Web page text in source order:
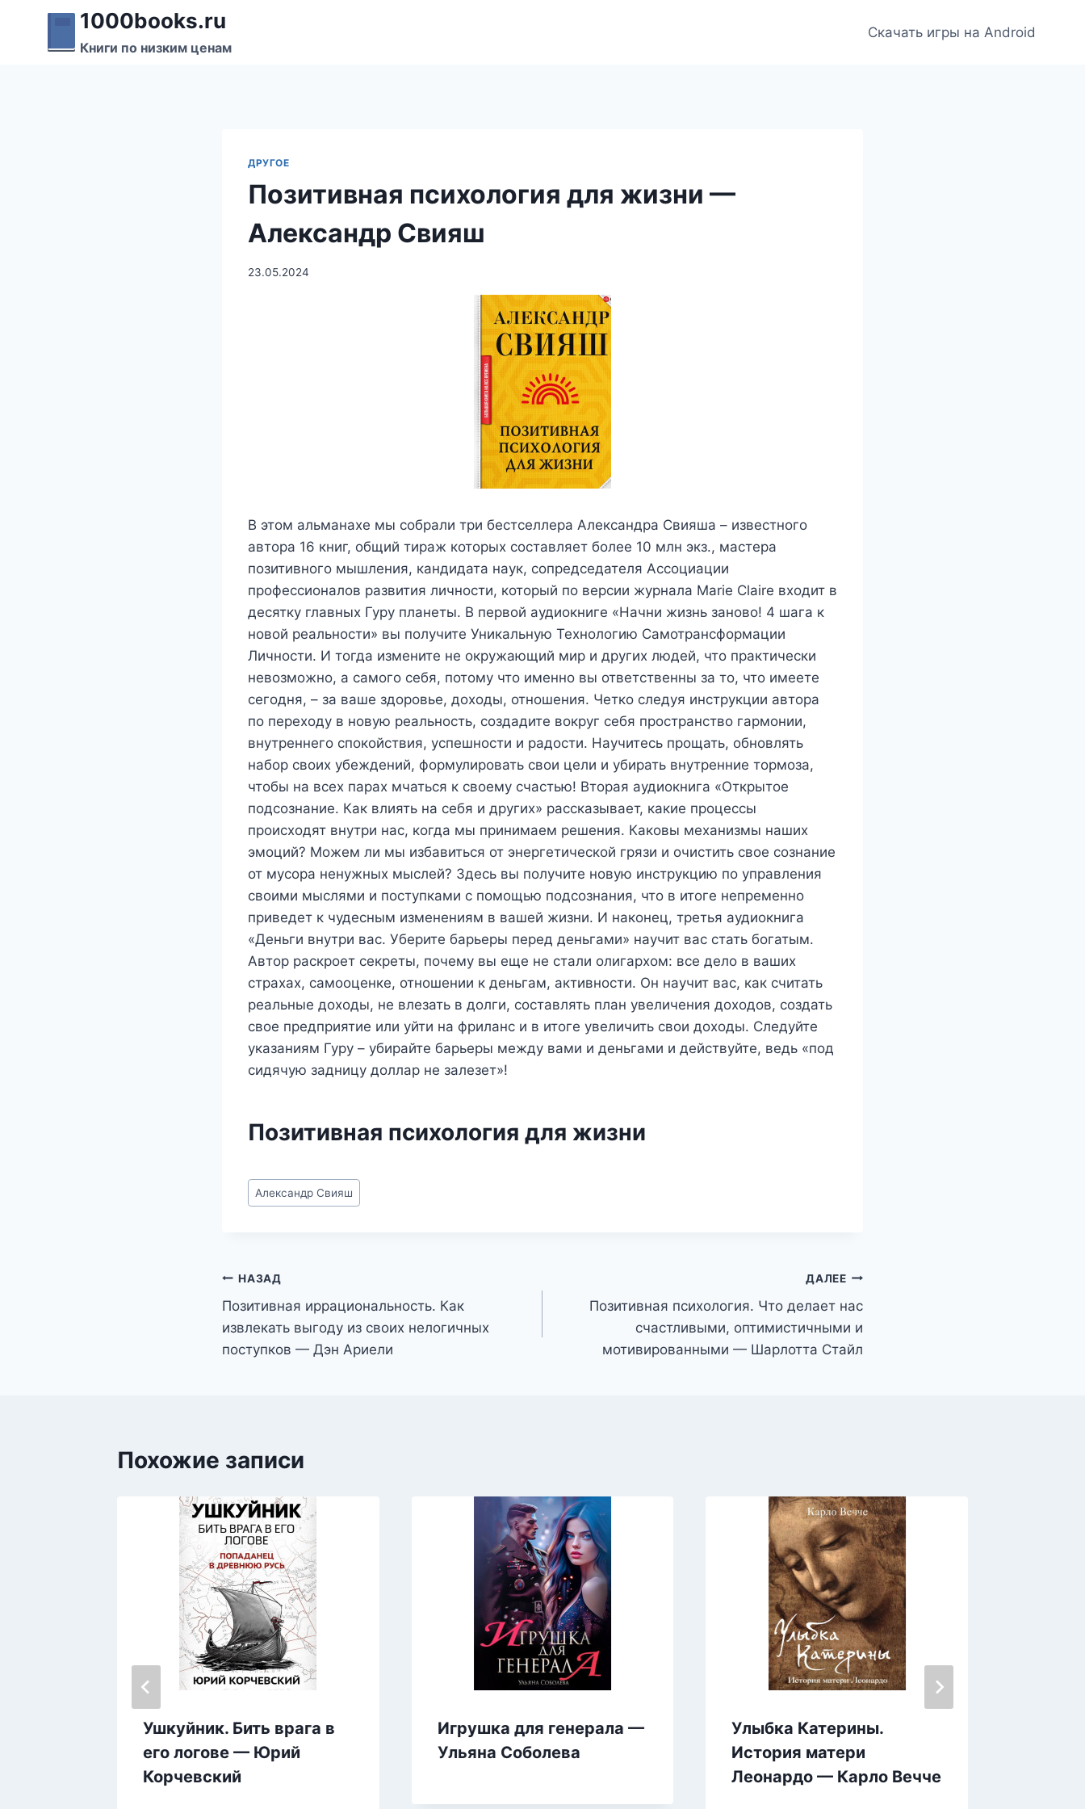
Перейти
содержимому
1000books.ru
Книги по низким ценам
Скачать игры на Android
ДРУГОЕ
Позитивная психология для жизни —
Александр Свияш
23.05.2024
В этом альманахе мы собрали три бестселлера Александра Свияша – известного
автора 16 книг, общий тираж которых составляет более 10 млн экз., мастера
позитивного мышления, кандидата наук, сопредседателя Ассоциации
профессионалов развития личности, который по версии журнала Marie Claire входит в
десятку главных Гуру планеты. В первой аудиокниге «Начни жизнь заново! 4 шага к
новой реальности» вы получите Уникальную Технологию Самотрансформации
Личности. И тогда измените не окружающий мир и других людей, что практически
невозможно, а самого себя, потому что именно вы ответственны за то, что имеете
сегодня, – за ваше здоровье, доходы, отношения. Четко следуя инструкции автора
по переходу в новую реальность, создадите вокруг себя пространство гармонии,
внутреннего спокойствия, успешности и радости. Научитесь прощать, обновлять
набор своих убеждений, формулировать свои цели и убирать внутренние тормоза,
чтобы на всех парах мчаться к своему счастью! Вторая аудиокнига «Открытое
подсознание. Как влиять на себя и других» рассказывает, какие процессы
происходят внутри нас, когда мы принимаем решения. Каковы механизмы наших
эмоций? Можем ли мы избавиться от энергетической грязи и очистить свое сознание
от мусора ненужных мыслей? Здесь вы получите новую инструкцию по управления
своими мыслями и поступками с помощью подсознания, что в итоге непременно
приведет к чудесным изменениям в вашей жизни. И наконец, третья аудиокнига
«Деньги внутри вас. Уберите барьеры перед деньгами» научит вас стать богатым.
Автор раскроет секреты, почему вы еще не стали олигархом: все дело в ваших
страхах, самооценке, отношении к деньгам, активности. Он научит вас, как считать
реальные доходы, не влезать в долги, составлять план увеличения доходов, создать
свое предприятие или уйти на фриланс и в итоге увеличить свои доходы. Следуйте
указаниям Гуру – убирайте барьеры между вами и деньгами и действуйте, ведь «под
сидячую задницу доллар не залезет»!
Позитивная психология для жизни
Метки
записи:
Александр Свияш
Навигация
по
записям
НАЗАД
Позитивная иррациональность. Как
извлекать выгоду из своих нелогичных
поступков — Дэн Ариели
ДАЛЕЕ
Позитивная психология. Что делает нас
счастливыми, оптимистичными и
мотивированными — Шарлотта Стайл
Похожие записи
Ушкуйник. Бить врага в
его логове — Юрий
Корчевский
Игрушка для генерала —
Ульяна Соболева
Улыбка Катерины.
История матери
Леонардо — Карло Вечче